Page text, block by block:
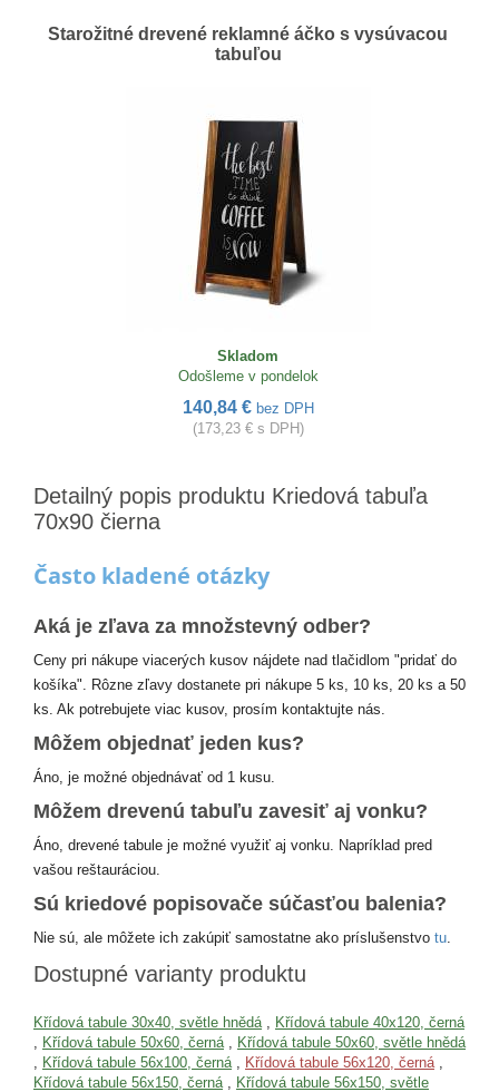
Starožitné drevené reklamné áčko s vysúvacou
tabuľou
Skladom
Odošleme v pondelok
140,84 € bez DPH
(173,23 € s DPH)
Detailný popis produktu Kriedová tabuľa
70x90 čierna
Často kladené otázky
Aká je zľava za množstevný odber?
Ceny pri nákupe viacerých kusov nájdete nad tlačidlom "pridať do
košíka". Rôzne zľavy dostanete pri nákupe 5 ks, 10 ks, 20 ks a 50
ks. Ak potrebujete viac kusov, prosím kontaktujte nás.
Môžem objednať jeden kus?
Áno, je možné objednávať od 1 kusu.
Môžem drevenú tabuľu zavesiť aj vonku?
Áno, drevené tabule je možné využiť aj vonku. Napríklad pred
vašou reštauráciou.
Sú kriedové popisovače súčasťou balenia?
Nie sú, ale môžete ich zakúpiť samostatne ako príslušenstvo tu.
Dostupné varianty produktu
Křídová tabule 30x40, světle hnědá , Křídová tabule 40x120, černá
, Křídová tabule 50x60, černá , Křídová tabule 50x60, světle hnědá
, Křídová tabule 56x100, černá , Křídová tabule 56x120, černá ,
Křídová tabule 56x150, černá , Křídová tabule 56x150, světle